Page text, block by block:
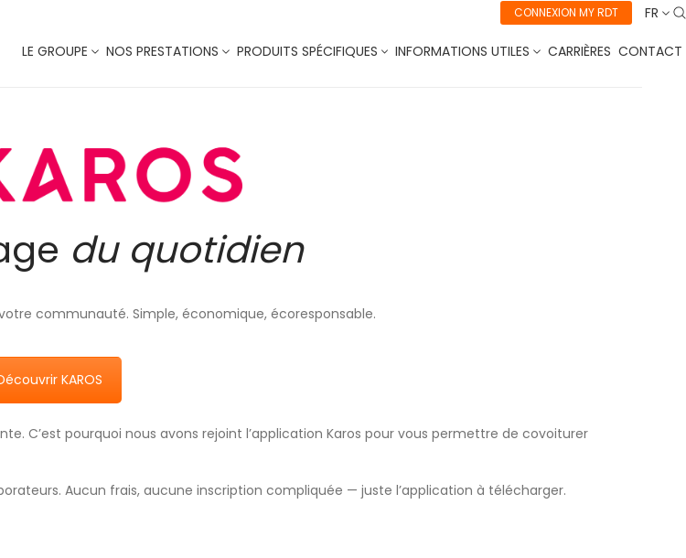
CONNEXION MY RDT FR
LE GROUPE NOS PRESTATIONS PRODUITS SPÉCIFIQUES INFORMATIONS UTILES CARRIÈRES CONTACT
du quotidien
communauté. Simple, économique, écoresponsable.
KAROS
C’est pourquoi nous avons rejoint l’application Karos pour vous permettre de covoiturer
Aucun frais, aucune inscription compliquée — juste l’application à télécharger.